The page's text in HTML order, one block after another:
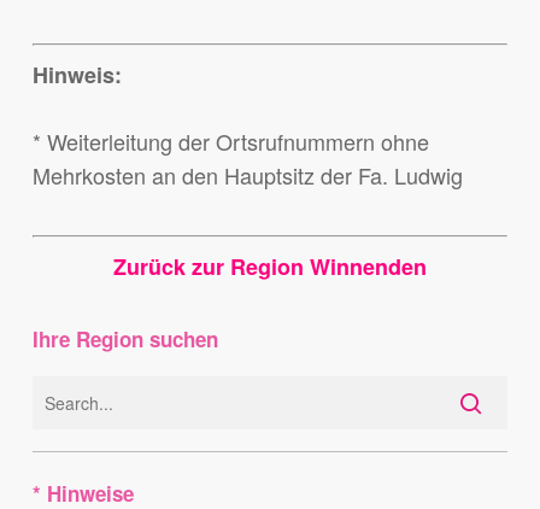
Hinweis:
* Weiterleitung der Ortsrufnummern ohne
Mehrkosten an den Hauptsitz der Fa. Ludwig
Zurück zur Region Winnenden
Ihre Region suchen
* Hinweise